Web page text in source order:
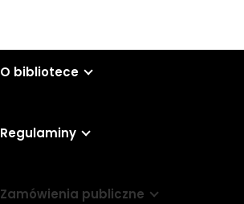
O bibliotece
Regulaminy
Zamówienia publiczne